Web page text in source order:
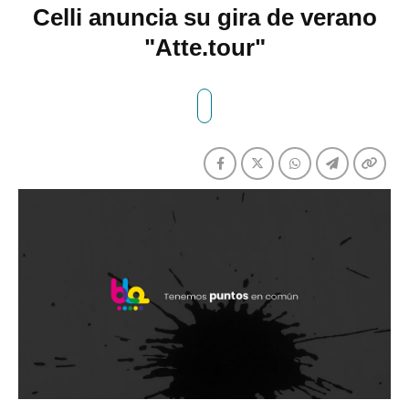
Celli anuncia su gira de verano
"Atte.tour"